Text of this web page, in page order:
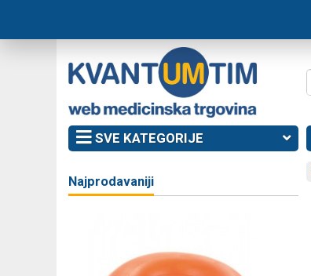
SVE KATEGORIJE
Najprodavaniji